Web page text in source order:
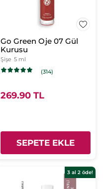
Go Green Oje 07 Gül
Kurusu
Şişe 5 ml
(314)
269.90 TL
SEPETE EKLE
3 al 2 öde!